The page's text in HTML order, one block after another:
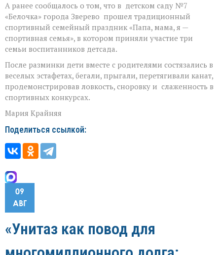
А ранее сообщалось о том, что в детском саду №7
«Белочка» города Зверево прошел традиционный
спортивный семейный праздник «Папа, мама, я —
спортивная семья», в котором приняли участие три
семьи воспитанников детсада.
После разминки дети вместе с родителями состязались в
веселых эстафетах, бегали, прыгали, перетягивали канат,
продемонстрировав ловкость, сноровку и слаженность в
спортивных конкурсах.
Мария Крайняя
Поделиться ссылкой:
09
АВГ
«Унитаз как повод для